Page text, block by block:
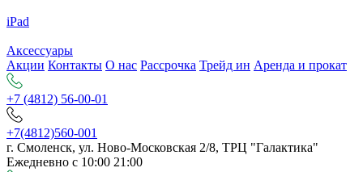
iPad
Аксессуары
Акции Контакты О нас Рассрочка Трейд ин Аренда и прокат
+7 (4812) 56-00-01
+7(4812)560-001
г. Смоленск, ул. Ново-Московская 2/8, ТРЦ "Галактика"
Ежедневно с 10:00 21:00